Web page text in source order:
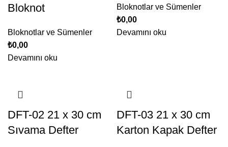
Bloknot
Bloknotlar ve Sümenler
₺0,00
Devamını oku
Bloknotlar ve Sümenler
₺0,00
Devamını oku
DFT-02 21 x 30 cm
Sıvama Defter
DFT-03 21 x 30 cm
Karton Kapak Defter